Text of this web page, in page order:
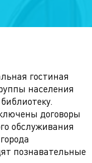
гостиная
населения
договоры
обслуживания
познавательные